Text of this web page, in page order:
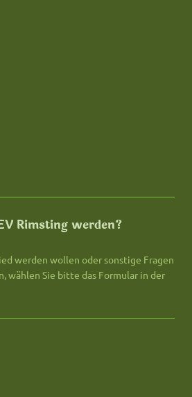
Rimsting werden?
werden wollen oder sonstige Fragen
wählen Sie bitte das Formular in der